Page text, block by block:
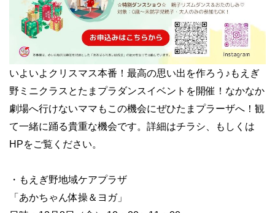
いよいよクリスマス本番！最高の思い出を作ろう♪もえぎ
野ミニクラスとたまプラダンスイベントを開催！なかなか
劇場へ行けないママもこの機会にぜひたまプラーザへ！観
て一緒に踊る貴重な機会です。詳細はチラシ、もしくは
HPをご覧ください。
・もえぎ野地域ケアプラザ
「あかちゃん体操＆ヨガ」